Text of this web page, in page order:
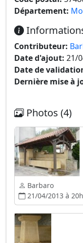
Département:
Contributeur:
Date d'ajout: 21/
Date de
Dernière mise à
Photos (4)
Barbaro
21/04/2013 à